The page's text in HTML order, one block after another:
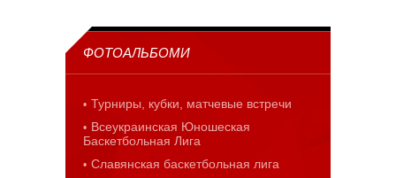
ФОТОАЛЬБОМИ
Турниры, кубки, матчевые встречи
Всеукраинская Юношеская
Баскетбольная Лига
Славянская баскетбольная лига